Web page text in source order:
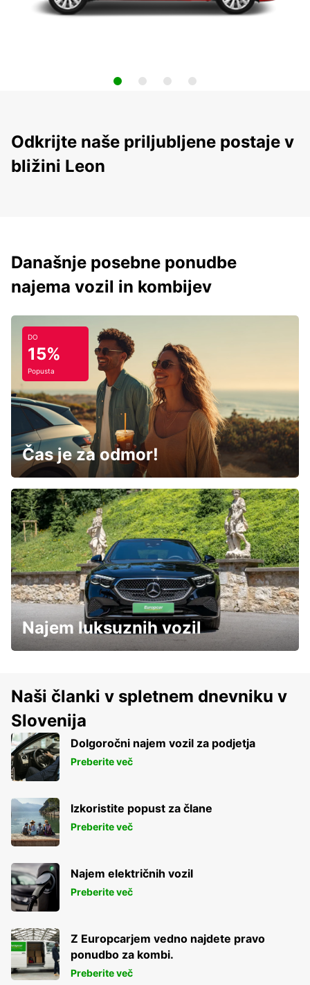
Odkrijte naše priljubljene postaje v
bližini Leon
Današnje posebne ponudbe
najema vozil in kombijev
DO
15%
Popusta
Čas je za odmor!
Najem luksuznih vozil
Naši članki v spletnem dnevniku v
Slovenija
Dolgoročni najem vozil za podjetja
Preberite več
Izkoristite popust za člane
Preberite več
Najem električnih vozil
Preberite več
Z Europcarjem vedno najdete pravo
ponudbo za kombi.
Preberite več